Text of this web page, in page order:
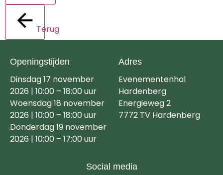
Terug
Openingstijden
Dinsdag 17 november
2026 | 10:00 – 18:00 uur
Woensdag 18 november
2026 | 10:00 – 18:00 uur
Donderdag 19 november
2026 | 10:00 – 17:00 uur
Adres
Evenementenhal
Hardenberg
Energieweg 2
7772 TV Hardenberg
Social media